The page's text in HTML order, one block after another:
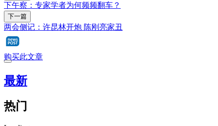
下午察：专家学者为何频频翻车？
下一篇
两会侧记：许昆林开炮 陈刚亮家丑
购买此文章
最新
热门